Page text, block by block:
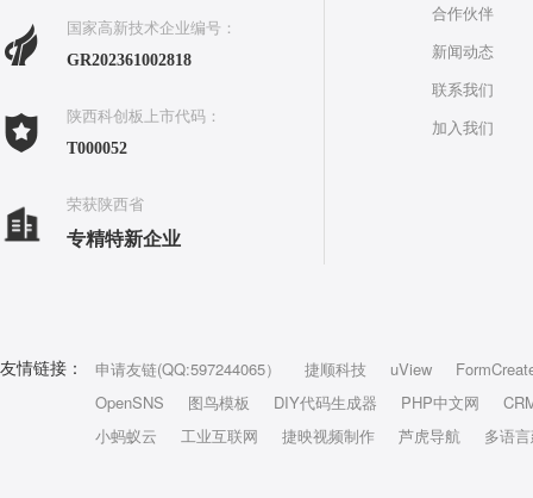
国家高新技术企业编号：
GR202361002818
陕西科创板上市代码：
T000052
荣获陕西省
专精特新企业
合作伙伴
新闻动态
联系我们
加入我们
友情链接： 申请友链(QQ:597244065） 捷顺科技 uView
OpenSNS
图鸟模板 DIY代码生成器 PHP中文网
小蚂蚁云
工业互联网 捷映视频制作 芦虎导航 多语